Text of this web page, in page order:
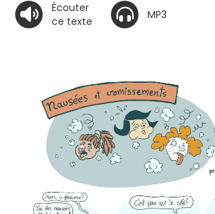
Écouter
ce texte
MP3